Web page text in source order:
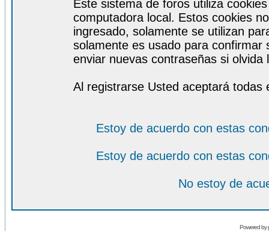
Este sistema de foros utiliza
computadora local. Estos cookies
ingresado, solamente se utilizan
solamente es usado para
enviar nuevas contraseñas si olvida
Al registrarse Usted aceptará todas
Estoy de acuerdo con estas
Estoy de acuerdo con estas
No estoy de
Powered by